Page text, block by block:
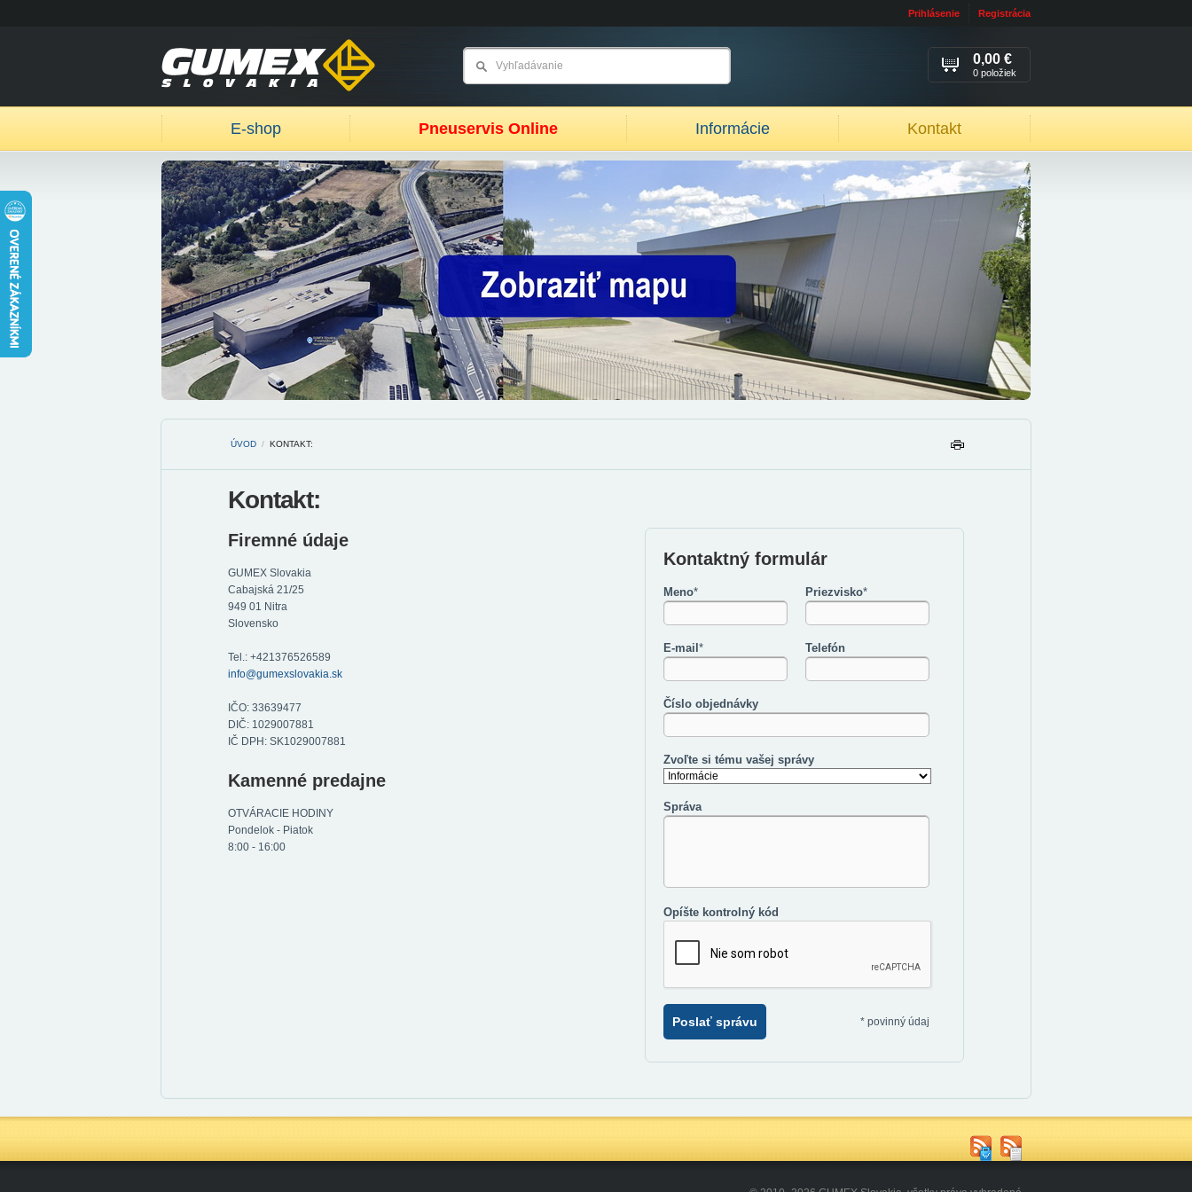
Prihlásenie Registrácia
E-shop Pneuservis Online Informácie Kontakt
0,00 €
0 položiek
ÚVOD / KONTAKT:
IŤ
Kontakt:
Firemné údaje
GUMEX Slovakia
Cabajská 21/25
949 01 Nitra
Slovensko
Tel.: +421376526589
info@gumexslovakia.sk
IČO: 33639477
DIČ: 1029007881
IČ DPH: SK1029007881
Kamenné predajne
OTVÁRACIE HODINY
Pondelok - Piatok
8:00 - 16:00
Kontaktný formulár
Meno* Priezvisko*
E-mail * Telefón
Číslo objednávky
Zvoľte si tému vašej správy
Správa
Opíšte kontrolný kód
Poslať správu * povinný údaj